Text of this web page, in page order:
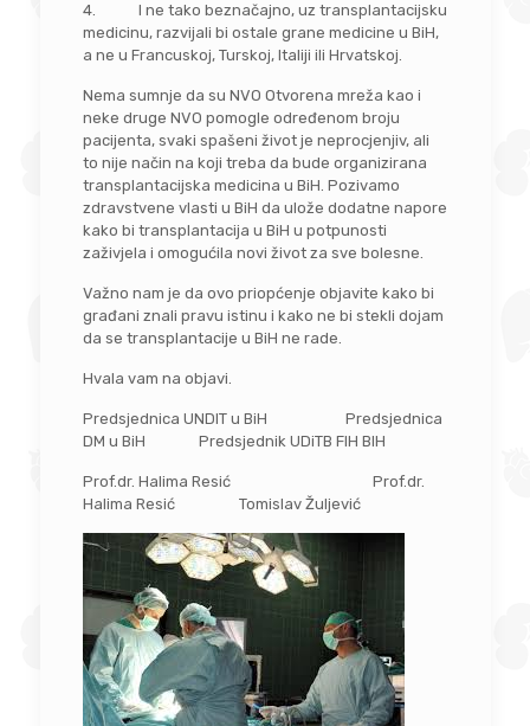
4. I ne tako beznačajno, uz transplantacijsku
medicinu, razvijali bi ostale grane medicine u BiH,
a ne u Francuskoj, Turskoj, Italiji ili Hrvatskoj.
Nema sumnje da su NVO Otvorena mreža kao i
neke druge NVO pomogle određenom broju
pacijenta, svaki spašeni život je neprocjenjiv, ali
to nije način na koji treba da bude organizirana
transplantacijska medicina u BiH. Pozivamo
zdravstvene vlasti u BiH da ulože dodatne napore
kako bi transplantacija u BiH u potpunosti
zaživjela i omogućila novi život za sve bolesne.
Važno nam je da ovo priopćenje objavite kako bi
građani znali pravu istinu i kako ne bi stekli dojam
da se transplantacije u BiH ne rade.
Hvala vam na objavi.
Predsjednica UNDIT u BiH Predsjednica
DM u BiH Predsjednik UDiTB FIH BIH
Prof.dr. Halima Resić Prof.dr.
Halima Resić Tomislav Žuljević